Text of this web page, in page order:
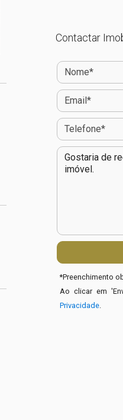
Contactar
*Preenchimento
Ao clicar em
Privacidade.